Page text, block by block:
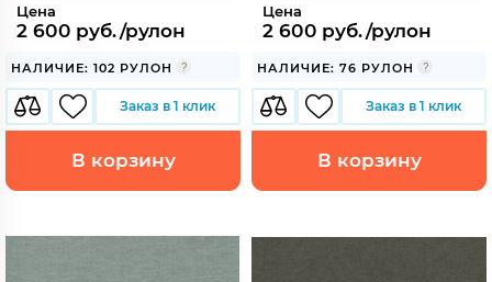
Цена
2 600 руб./рулон
НАЛИЧИЕ: 102 РУЛОН
Заказ в 1 клик
В корзину
Цена
2 600 руб./рулон
НАЛИЧИЕ: 76 РУЛОН
Заказ в 1 клик
В корзину